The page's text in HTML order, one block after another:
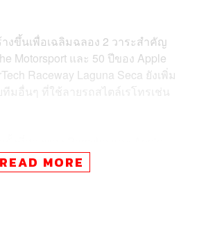
งขึ้นเพื่อเฉลิมฉลอง 2 วาระสำคัญ
Motorsport และ 50 ปีของ Apple
Raceway Laguna Seca ยังเพิ่ม
มอื่นๆ ที่ใช้ลายรถสไตล์เรโทรเช่น
ช้ลาย Apple Music ในสนาม Long
อของทั้งสองแบรนด์มีมาตั้งแต่ปี 2019
READ MORE